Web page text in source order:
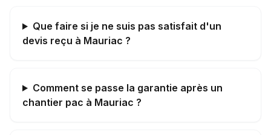
Que faire si je ne suis pas satisfait d'un
devis reçu à Mauriac ?
Comment se passe la garantie après un
chantier pac à Mauriac ?